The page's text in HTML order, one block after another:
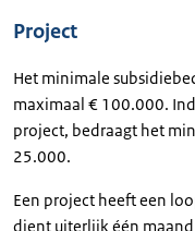
Project
Het minimale
maximaal € 100.000.
project, bedraagt het
25.000.
Een project heeft een
dient uiterlijk één